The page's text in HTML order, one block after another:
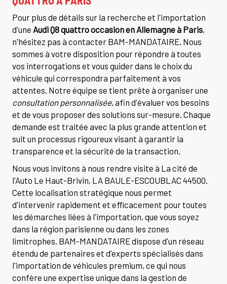
Pour plus de détails sur la recherche et l'importation
d'une Audi Q8 quattro occasion en Allemagne à Paris,
n'hésitez pas à contacter BAM-MANDATAIRE. Nous
sommes à votre disposition pour répondre à toutes
vos interrogations et vous guider dans le choix du
véhicule qui correspondra parfaitement à vos
attentes. Notre équipe se tient prête à organiser une
consultation personnalisée, afin d'évaluer vos besoins
et de vous proposer des solutions sur-mesure. Chaque
demande est traitée avec la plus grande attention et
suit un processus rigoureux visant à garantir la
transparence et la sécurité de la transaction.
Nous vous invitons à nous rendre visite à La cité de
l'Auto Le Haut-Brivin, LA BAULE-ESCOUBLAC 44500.
Cette localisation stratégique nous permet
d'intervenir rapidement et efficacement pour toutes
les démarches liées à l'importation, que vous soyez
dans la région parisienne ou dans les zones
limitrophes. BAM-MANDATAIRE dispose d'un réseau
étendu de partenaires et d'experts spécialisés dans
l'importation de véhicules premium, ce qui nous
confère une expertise unique dans la gestion de